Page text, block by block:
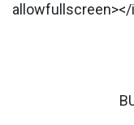
BU